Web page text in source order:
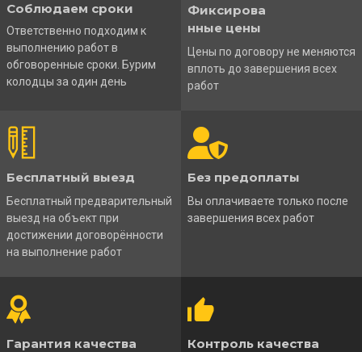
Соблюдаем сроки
Ответственно подходим к
выполнению работ в
обговоренные сроки. Бурим
колодцы за один день
Фиксирова
нные цены
Цены по договору не меняются
вплоть до завершения всех
работ
Бесплатный выезд
Бесплатный предварительный
выезд на объект при
достижении договорённости
на выполнение работ
Без предоплаты
Вы оплачиваете только после
завершения всех работ
Гарантия качества Контроль качества